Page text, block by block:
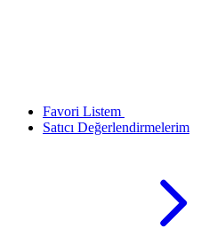
Favori Listem
Satıcı Değerlendirmelerim